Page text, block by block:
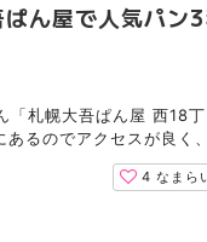
ん屋で人気パン
「札幌大吾ぱん屋 西18丁
るのでアクセスが良く
お店です。今回は気...
4なまら